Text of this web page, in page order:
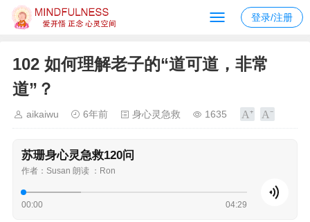
登录/注册
102 如何理解老子的“道可道，非常
道”？
aikaiwu 6年前 身心灵急救 1635
苏珊身心灵急救120问
作者：Susan 朗读 ：Ron
00:00 04:29